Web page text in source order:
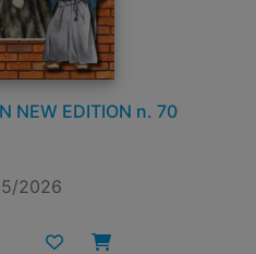
NEW EDITION n. 70
2026